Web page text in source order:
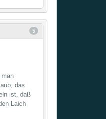
5
das
ist, daß
Laich